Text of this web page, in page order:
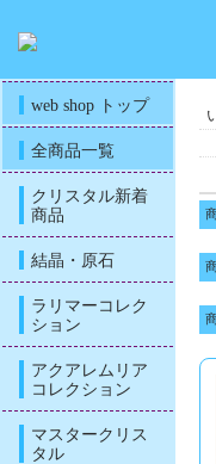
web shop トップ
全商品一覧
クリスタル新着
商品
結晶・原石
ラリマーコレク
ション
アクアレムリア
コレクション
マスタークリス
タル